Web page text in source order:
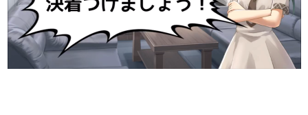
若ゲのいたり〜ゲームクリエイターの青春〜
『うつヌケ』『ペンと箸』等で知られるマンガ家・田中圭
一先生によるゲーム業界レポートマンガです。
なんでゲームは面白い？